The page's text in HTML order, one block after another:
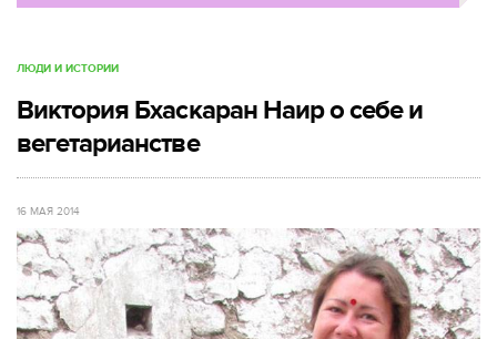
ЛЮДИ И ИСТОРИИ
Виктория Бхаскаран Наир о себе и
вегетарианстве
16 МАЯ 2014